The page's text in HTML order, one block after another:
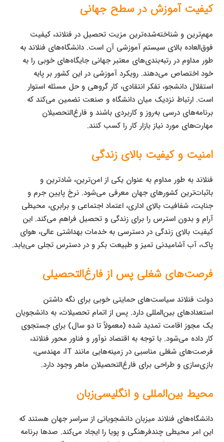
کیفیت آموزش در سطح جهانی
مهم‌ترین و شناخته‌شده‌ترین مزیت تحصیل در فنلاند، کیفیت
فوق‌العاده بالای سیستم آموزشی آن است. دانشگاه‌های فنلاند به
طور مداوم در رتبه‌بندی‌های معتبر جهانی جایگاه‌های خوبی را به
خود اختصاص می‌دهند. رویکرد آموزشی در این کشور بر پایه
استقلال دانشجو، تفکر انتقادی، کار گروهی و حل مسئله استوار
است. ارتباط نزدیک میان دانشگاه و صنعت تضمین می‌کند که
برنامه‌های درسی به‌روز و کاربردی باشند و فارغ‌التحصیلان
مهارت‌های مورد نیاز بازار کار را کسب کنند.
امنیت و کیفیت بالای زندگی
فنلاند به طور مداوم به عنوان یکی از امن‌ترین، شادترین و
باثبات‌ترین کشورهای جهان معرفی می‌شود. نرخ پایین جرم و
جنایت، شفافیت بالای اداری، اعتماد اجتماعی و برابری، محیطی
آرام و بدون استرس را برای زندگی و تحصیل فراهم می‌کند. این
کیفیت بالای زندگی در دسترسی به خدمات بهداشتی عالی، هوای
پاک، آب آشامیدنی تمیز و طبیعت بکر و در دسترس تجلی می‌یابد.
فرصت‌های شغلی پس از فارغ‌التحصیلی
دولت فنلاند سیاست‌های حمایتی خوبی برای نگه داشتن
استعدادهای بین‌المللی دارد. پس از اتمام تحصیلات، به دانشجویان
یک مجوز اقامت تمدید شده (معمولاً تا دو سال) برای جستجوی
کار داده می‌شود. با توجه به اقتصاد نوآور و فناور محور فنلاند،
فرصت‌های شغلی مناسبی در زمینه‌هایی مانند IT، مهندسی،
بازی‌سازی و طراحی برای فارغ‌التحصیلان ماهر وجود دارد.
محیط بین‌المللی و انگلیسی‌زبان
دانشگاه‌های فنلاند میزبان دانشجویانی از سراسر جهان هستند که
این امر محیطی چندفرهنگی و پویا را ایجاد می‌کند. صدها برنامه